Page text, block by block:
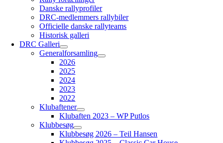
Danske rallyprofiler
DRC-medlemmers rallybiler
Officielle danske rallyteams
Historisk galleri
DRC Galleri
Generalforsamling
2026
2025
2024
2023
2022
Klubaftener
Klubaften 2023 – WP Putlos
Klubbesøg
Klubbesøg 2026 – Teil Hansen